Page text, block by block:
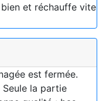
et réchauffe vite
est fermée.
la partie